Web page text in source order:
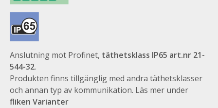
Anslutning mot Profinet, täthetsklass IP65 art.nr 21-
544-32.
Produkten finns tillgänglig med andra täthetsklasser
och annan typ av kommunikation. Läs mer under
fliken Varianter